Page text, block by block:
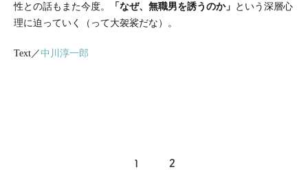
性との話もまた今度。
「なぜ、無職男を誘うのか」 という深層心
理に迫っていく（って大袈裟だな）。
Text／中川淳一郎
1 2